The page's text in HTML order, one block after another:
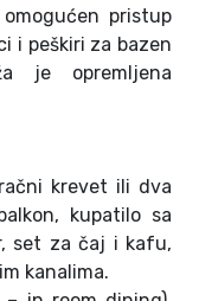
pristup
i peškiri za bazen
je opremljena
krevet ili dva
kupatilo sa
set za čaj i kafu,
kanalima.